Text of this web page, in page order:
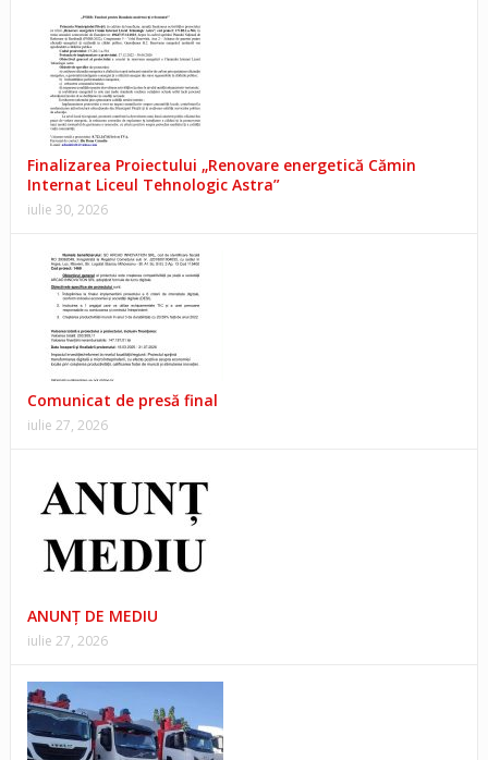
Finalizarea Proiectului „Renovare energetică Cămin
Internat Liceul Tehnologic Astra”
iulie 30, 2026
Comunicat de presă final
iulie 27, 2026
ANUNŢ DE MEDIU
iulie 27, 2026